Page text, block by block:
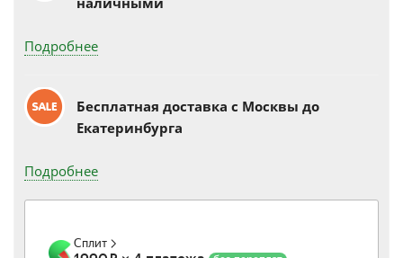
Подробнее
Бесплатная доставка c Москвы до
Екатеринбурга
Подробнее